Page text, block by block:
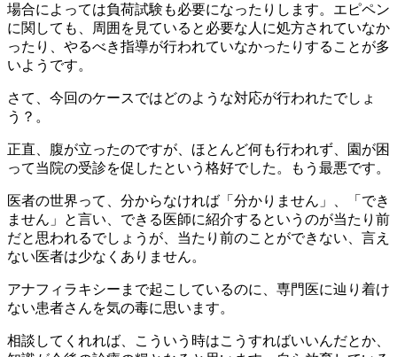
場合によっては負荷試験も必要になったりします。エピペン
に関しても、周囲を見ていると必要な人に処方されていなか
ったり、やるべき指導が行われていなかったりすることが多
いようです。
さて、今回のケースではどのような対応が行われたでしょ
う？。
正直、腹が立ったのですが、ほとんど何も行われず、園が困
って当院の受診を促したという格好でした。もう最悪です。
医者の世界って、分からなければ「分かりません」、「でき
ません」と言い、できる医師に紹介するというのが当たり前
だと思われるでしょうが、当たり前のことができない、言え
ない医者は少なくありません。
アナフィラキシーまで起こしているのに、専門医に辿り着け
ない患者さんを気の毒に思います。
相談してくれれば、こういう時はこうすればいいんだとか、